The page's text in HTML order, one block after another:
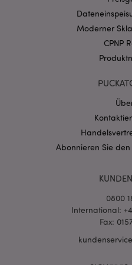
Moderner
CPNP
Abonnieren Sie
0800
International:
Fax:
CookieScriptConsent
mage-cache-storage-